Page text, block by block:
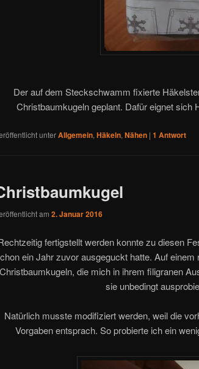
Der auf dem Steckschwamm fixierte
Christbaumkugeln geplant. Dafür eignet sich
unterAllgemein, Häkeln, Nähen | 1 Antwort
am 2. Januar 2016
fertigstellt werden konnte zu diesen
ein Jahr zuvor ausgeguckt hatte. Auf
Christbaumkugeln, die mich in ihrem filigranen
sie unbedingt
Natürlich musste modifiziert werden, weil die
Vorgaben entsprach. So probierte ich ein